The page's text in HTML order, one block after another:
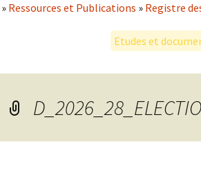
» Ressources et Publications » Registre
Etudes et